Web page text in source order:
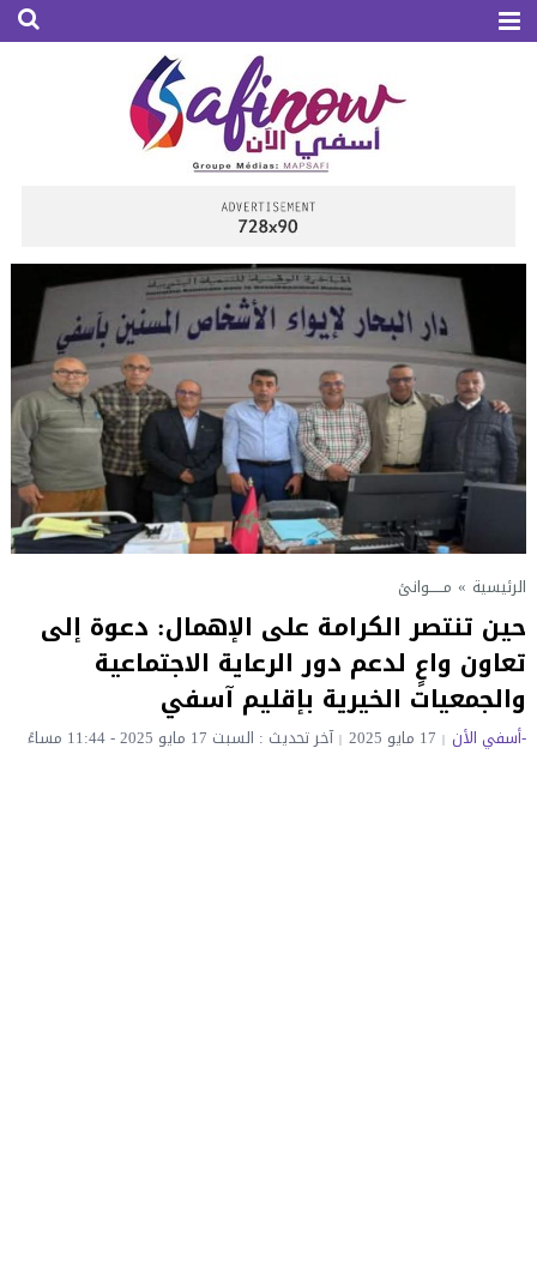
الرئيسية » مــــــوانئ
حين تنتصر الكرامة على الإهمال: دعوة إلى
تعاون واعٍ لدعم دور الرعاية الاجتماعية
والجمعيات الخيرية بإقليم آسفي
-أسفي الأن 17 مايو 2025 آخر تحديث : السبت 17 مايو 2025 - 11:44 مساءً